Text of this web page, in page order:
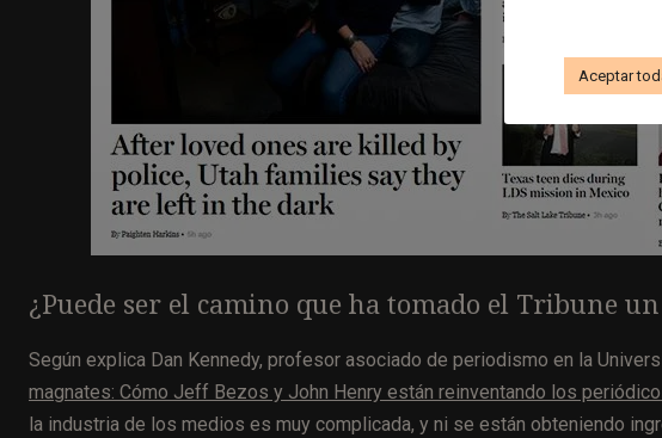
¿Puede ser el camino que ha tomado el Tribune
Según explica Dan Kennedy, profesor asociado de periodismo en la
magnates: Cómo Jeff Bezos y John Henry están reinventando los
la industria de los medios es muy complicada, y ni se están obteniendo
Aceptar